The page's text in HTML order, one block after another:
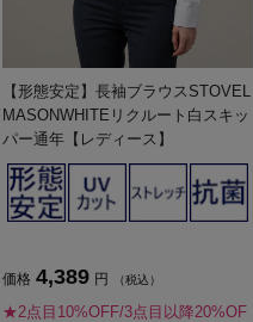
【形態安定】長袖ブラウスSTOVEL
MASONWHITEリクルート白スキッ
パー通年【レディース】
価格 4,389 円 （税込）
★2点目10%OFF/3点目以降20%OF